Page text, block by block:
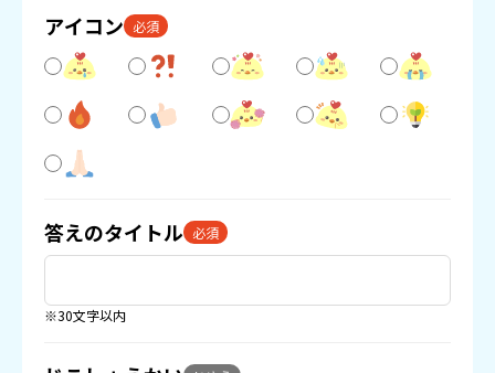
アイコン 必須
答えのタイトル 必須
※30文字以内